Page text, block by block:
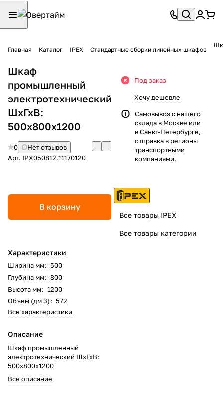
Главная Каталог IPEX Стандартные сборки линейных шкафов
Шкаф
промышленный
электротехнический
ШхГхВ:
500х800х1200
0
Нет отзывов
Арт. IPX050812.11170120
В корзину
Характеристики
Ширина мм: 500
Глубина мм: 800
Высота мм: 1200
Объем (дм 3): 572
Все характеристики
Описание
Шкаф промышленный
электротехнический ШхГхВ:
500х800х1200
Все описание
Под заказ
Хочу дешевле
Самовывоз с нашего
склада в Москве или
в Санкт-Петербурге,
отправка в регионы
транспортными
компаниями.
Все товары IPEX
Все товары категории